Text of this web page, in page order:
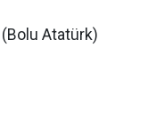
Atatürk)